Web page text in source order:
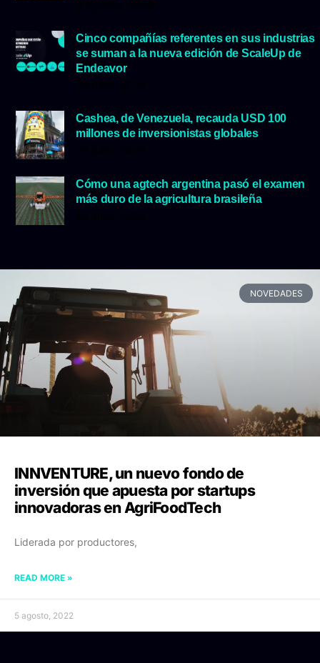
Cinco compañías referentes en sus industrias
se suman a la nueva edición de ScaleUp de
Endeavor
Cashea, de Venezuela, recauda USD 100
millones de inversionistas globales
Cómo una agtech argentina pasó el examen
más duro de la agricultura brasileña
NOVEDADES
INNVENTURE, un nuevo fondo de
inversión que apuesta por startups
innovadoras en AgriFoodTech
Liderada por productores,
READ MORE »
5 agosto, 2022